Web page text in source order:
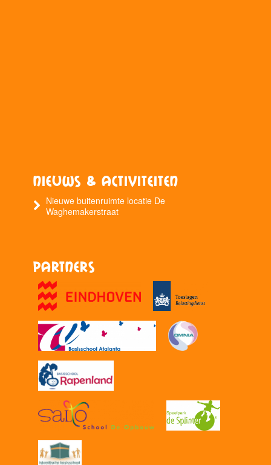
Nieuws & Activiteiten
Nieuwe buitenruimte locatie De
Waghemakerstraat
Partners